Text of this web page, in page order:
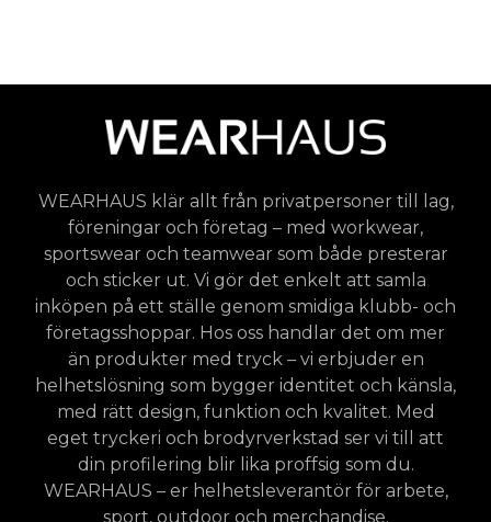
WEARHAUS klär allt från privatpersoner till lag,
föreningar och företag – med workwear,
sportswear och teamwear som både presterar
och sticker ut. Vi gör det enkelt att samla
inköpen på ett ställe genom smidiga klubb- och
företagsshoppar. Hos oss handlar det om mer
än produkter med tryck – vi erbjuder en
helhetslösning som bygger identitet och känsla,
med rätt design, funktion och kvalitet. Med
eget tryckeri och brodyrverkstad ser vi till att
din profilering blir lika proffsig som du.
WEARHAUS – er helhetsleverantör för arbete,
sport, outdoor och merchandise.